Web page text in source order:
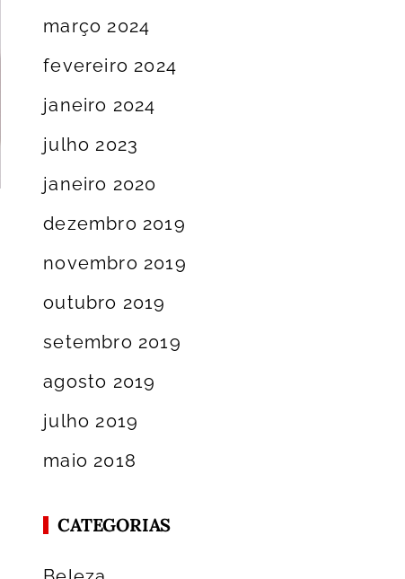
março 2024
fevereiro 2024
janeiro 2024
julho 2023
janeiro 2020
dezembro 2019
novembro 2019
outubro 2019
setembro 2019
agosto 2019
julho 2019
maio 2018
CATEGORIAS